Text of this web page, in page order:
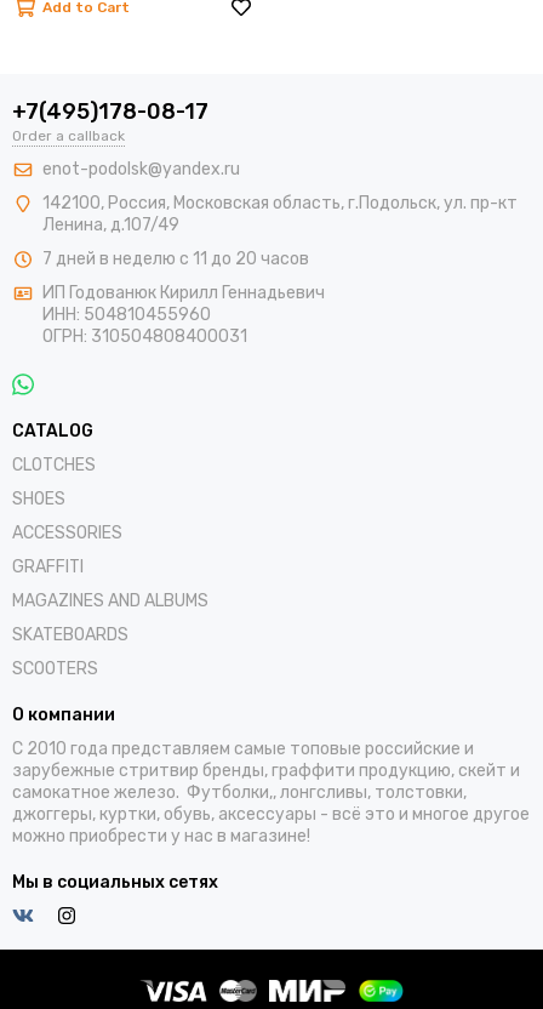
Add to Cart
+7(495)178-08-17
Order a callback
enot-podolsk@yandex.ru
142100, Россия, Московская область, г.Подольск,ул. пр-кт
Ленина, д.107/49
7 дней в неделю с 11 до 20 часов
ИП Годованюк Кирилл Геннадьевич
ИНН: 504810455960
ОГРН: 310504808400031
CATALOG
CLOTCHES
SHOES
ACCESSORIES
GRAFFITI
MAGAZINES AND ALBUMS
SKATEBOARDS
SCOOTERS
О компании
С 2010 года представляем самые топовые российские и
зарубежные стритвир бренды, граффити продукцию, скейт и
самокатное железо. Футболки,, лонгсливы, толстовки,
джоггеры, куртки, обувь, аксессуары - всё это и многое другое
можно приобрести у нас в магазине!
Мы в социальных сетях